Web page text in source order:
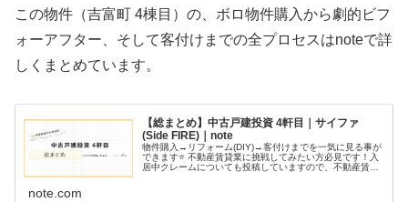
この物件（吉富町 4棟目）の、ボロ物件購入から劇的ビフ
ォーアフター、そして客付けまでの全プロセスはnoteで詳
しくまとめています。
【総まとめ】中古戸建投資 4軒目｜サイファ
(Side FIRE)｜note
物件購入→リフォーム(DIY)→客付けまでを一気に見る事が
できます⭐ 不動産賃貸業に挑戦してみたい方必見です！入
居中クレームについても投稿していますので、不動産賃貸
note.com